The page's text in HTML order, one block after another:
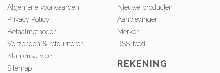
Algemene voorwaarden
Privacy Policy
Betaalmethoden
Verzenden & retourneren
Klantenservice
Sitemap
Nieuwe producten
Aanbiedingen
Merken
RSS-feed
REKENING